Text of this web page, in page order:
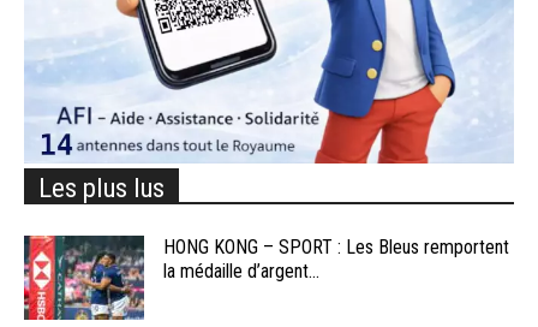
Les plus lus
HONG KONG – SPORT : Les Bleus remportent
la médaille d’argent...